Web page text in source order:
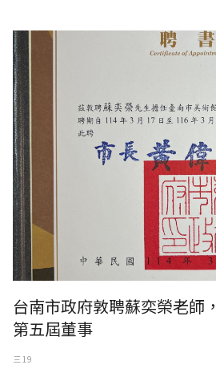
台南市政府敦聘蘇奕榮老師為台南市美術館
台南市政府敦聘蘇奕榮老師
第五屆董事
三 19